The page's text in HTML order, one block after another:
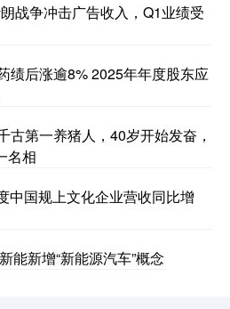
战争冲击广告收入，Q1业绩受
绩后涨逾8% 2025年年度股东应
古第一养猪人，40岁开始发奋，
名相
中国规上文化企业营收同比增
能新增“新能源汽车”概念